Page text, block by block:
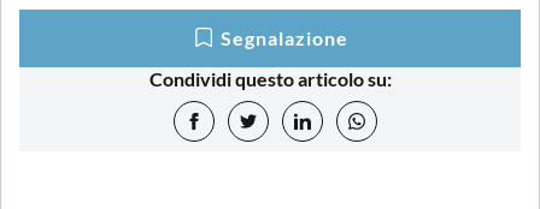
Segnalazione
Condividi questo articolo su: